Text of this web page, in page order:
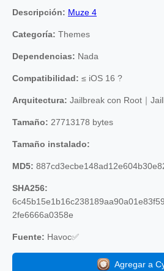
Descripción: Muze 4
Categoría: Themes
Dependencias: Nada
Compatibilidad: ≤ iOS 16 ?
Arquitectura: Jailbreak con Root｜
Tamaño: 27713178 bytes
Tamaño instalado:
MD5:
SHA256:
2fe6666a0358e
Fuente: Havoc✅
Agregar a